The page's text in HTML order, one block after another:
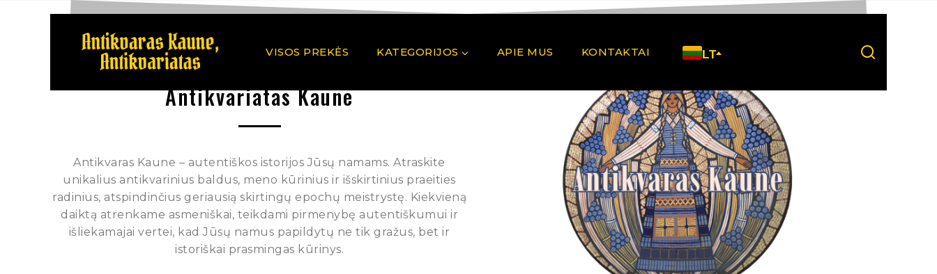
VISOS PREKĖS KATEGORIJOS APIE MUS KONTAKTAI LT
Antikvariatas Kaune
Antikvaras Kaune – autentiškos istorijos Jūsų namams. Atraskite
unikalius antikvarinius baldus, meno kūrinius ir išskirtinius praeities
radinius, atspindinčius geriausią skirtingų epochų meistrystę. Kiekvieną
daiktą atrenkame asmeniškai, teikdami pirmenybę autentiškumui ir
išliekamajai vertei, kad Jūsų namus papildytų ne tik gražus, bet ir
istoriškai prasmingas kūrinys.